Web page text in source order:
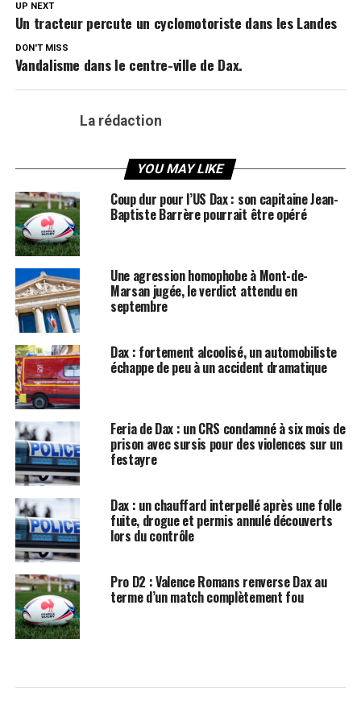
UP NEXT
Un tracteur percute un cyclomotoriste dans les Landes
DON'T MISS
Vandalisme dans le centre-ville de Dax.
La rédaction
YOU MAY LIKE
Coup dur pour l’US Dax : son capitaine Jean-
Baptiste Barrère pourrait être opéré
Une agression homophobe à Mont-de-
Marsan jugée, le verdict attendu en
septembre
Dax : fortement alcoolisé, un automobiliste
échappe de peu à un accident dramatique
Feria de Dax : un CRS condamné à six mois de
prison avec sursis pour des violences sur un
festayre
Dax : un chauffard interpellé après une folle
fuite, drogue et permis annulé découverts
lors du contrôle
Pro D2 : Valence Romans renverse Dax au
terme d’un match complètement fou